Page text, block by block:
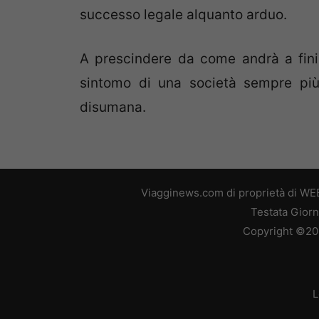
successo legale alquanto arduo.
A prescindere da come andrà a
sintomo di una società sempre
disumana.
Viagginews.com di proprietà di
Testata
Copyright